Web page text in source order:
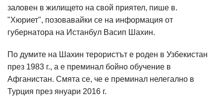
заловен в жилището на свой приятел, пише в.
"Хюриет", позовавайки се на информация от
губернатора на Истанбул Васип Шахин.
По думите на Шахин терористът е роден в Узбекистан
през 1983 г., а е преминал бойно обучение в
Афганистан. Смята се, че е преминал нелегално в
Турция през януари 2016 г.